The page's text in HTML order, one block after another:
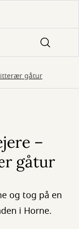
gåtur
–
gåtur
og tog på en
i Horne.